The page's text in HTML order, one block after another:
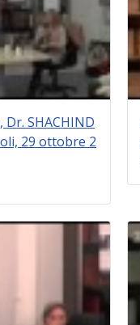
SHACHIND
29 ottobre 2